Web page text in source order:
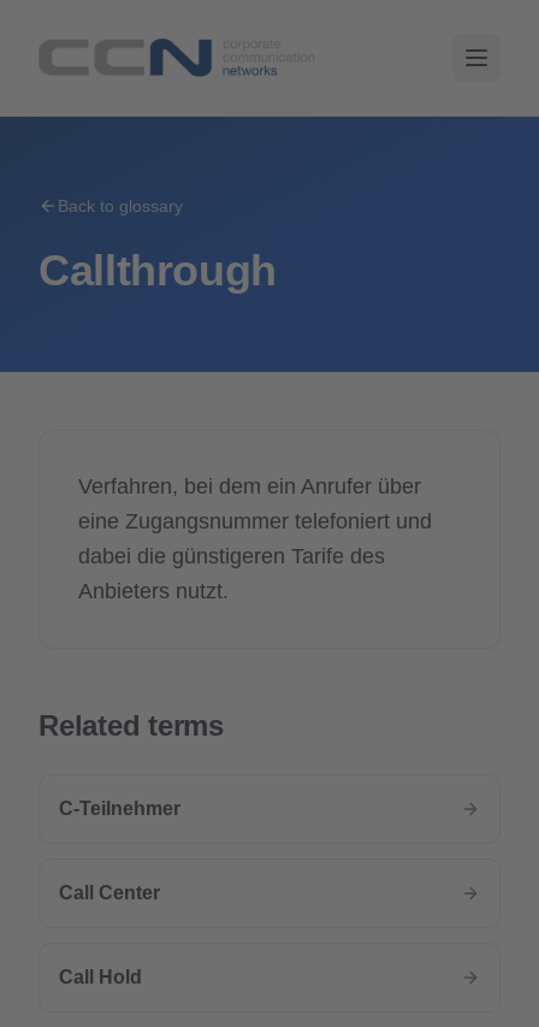
Back to glossary
Callthrough
Verfahren, bei dem ein Anrufer über
eine Zugangsnummer telefoniert und
dabei die günstigeren Tarife des
Anbieters nutzt.
Related terms
C-Teilnehmer
Call Center
Call Hold